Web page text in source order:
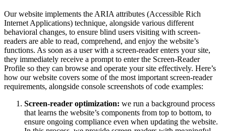
Our website implements the ARIA attributes (Accessible Rich
Internet Applications) technique, alongside various different
behavioral changes, to ensure blind users visiting with screen-
readers are able to read, comprehend, and enjoy the website’s
functions. As soon as a user with a screen-reader enters your site,
they immediately receive a prompt to enter the Screen-Reader
Profile so they can browse and operate your site effectively. Here’s
how our website covers some of the most important screen-reader
requirements, alongside console screenshots of code examples:
Screen-reader optimization: we run a background process
that learns the website’s components from top to bottom, to
ensure ongoing compliance even when updating the website.